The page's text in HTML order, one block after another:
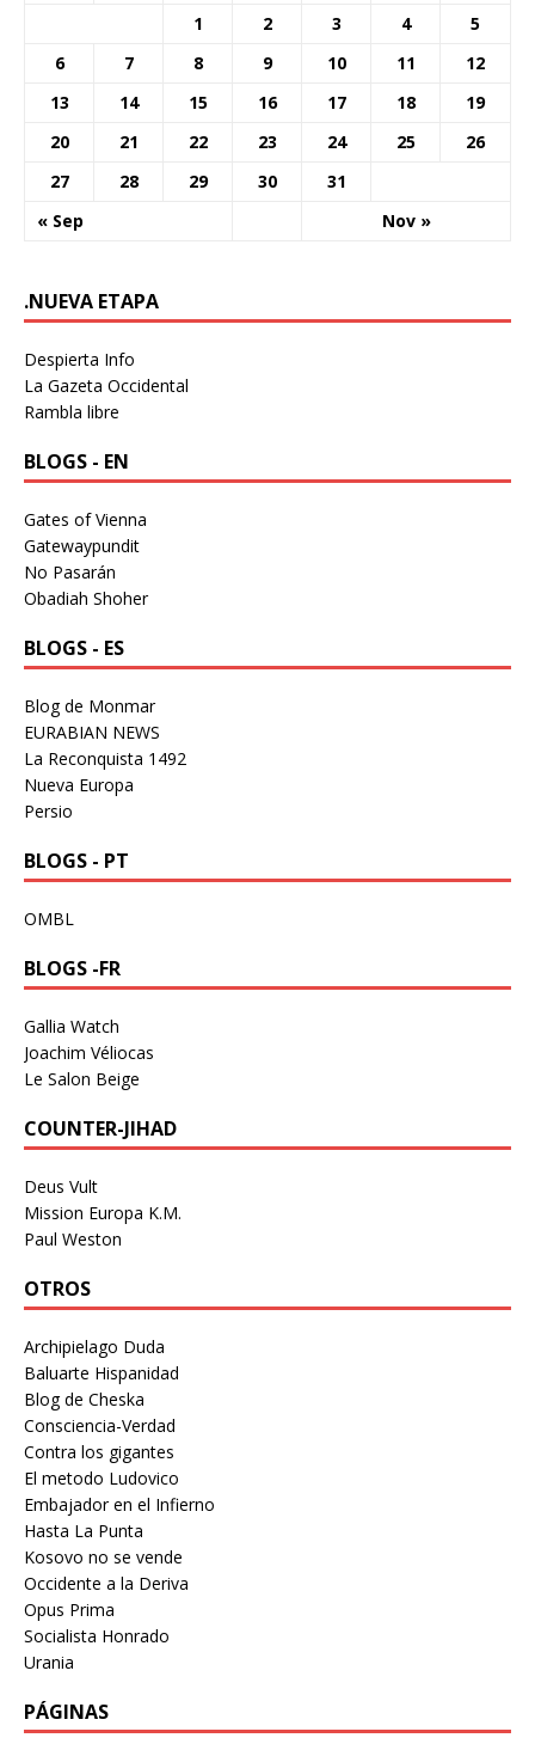
« Sep Nov »
1 2 3 4
5
6
7 8 9 10 11
12
13
14 15 16 17 18
19
20
21 22 23 24 25
26
27
28 29 30 31
.NUEVA ETAPA
Despierta Info
La Gazeta Occidental
Rambla libre
BLOGS - EN
Gates of Vienna
Gatewaypundit
No Pasarán
Obadiah Shoher
BLOGS - ES
Blog de Monmar
EURABIAN NEWS
La Reconquista 1492
Nueva Europa
Persio
BLOGS - PT
OMBL
BLOGS -FR
Gallia Watch
Joachim Véliocas
Le Salon Beige
COUNTER-JIHAD
Deus Vult
Mission Europa K.M.
Paul Weston
OTROS
Archipielago Duda
Baluarte Hispanidad
Blog de Cheska
Consciencia-Verdad
Contra los gigantes
El metodo Ludovico
Embajador en el Infierno
Hasta La Punta
Kosovo no se vende
Occidente a la Deriva
Opus Prima
Socialista Honrado
Urania
PÁGINAS